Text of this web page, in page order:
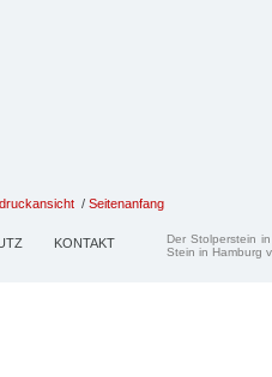
druckansicht / Seitenanfang
KONTAKT
Der Stolperstein
Stein in Hamburg